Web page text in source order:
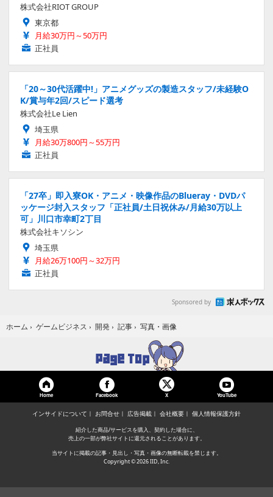
株式会社RIOT GROUP
東京都
月給30万円～50万円
正社員
「20～30代活躍中!」アニメグッズの製造スタッフ/未経験O
K/賞与年2回/スピード選考
株式会社Le Lien
埼玉県
月給30万800円～55万円
正社員
「27卒」即入寮OK・アニメ・映像作品のBlueray・DVDパ
ッケージ封入スタッフ「正社員/土日祝休み/月給30万以上
可」川口市幸町2丁目
株式会社キソシン
埼玉県
月給26万100円～32万円
正社員
Sponsored by
ホーム › ゲームビジネス › 開発 › 記事 › 写真・画像
Home Facebook X YouTube
インサイドについて お問合せ 広告掲載 会社概要 個人情報保護方針
紹介した商品/サービスを購入、契約した場合に、
売上の一部が弊社サイトに還元されることがあります。
当サイトに掲載の記事・見出し・写真・画像の無断転載を禁じます。
Copyright © 2026 IID, Inc.